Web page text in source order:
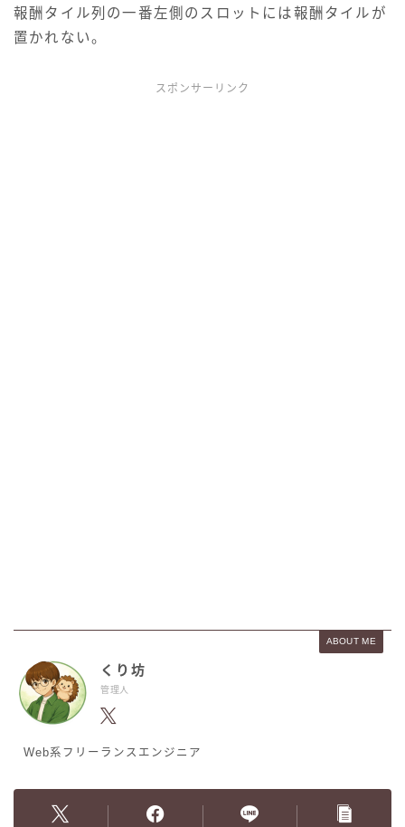
報酬タイル列の一番左側のスロットには報酬タイルが
置かれない。
スポンサーリンク
ABOUT ME
くり坊
管理人
Web系フリーランスエンジニア